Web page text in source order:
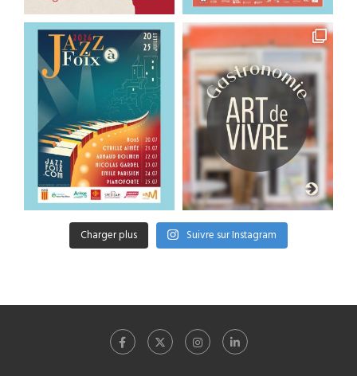
Charger plus Suivre sur Instagram